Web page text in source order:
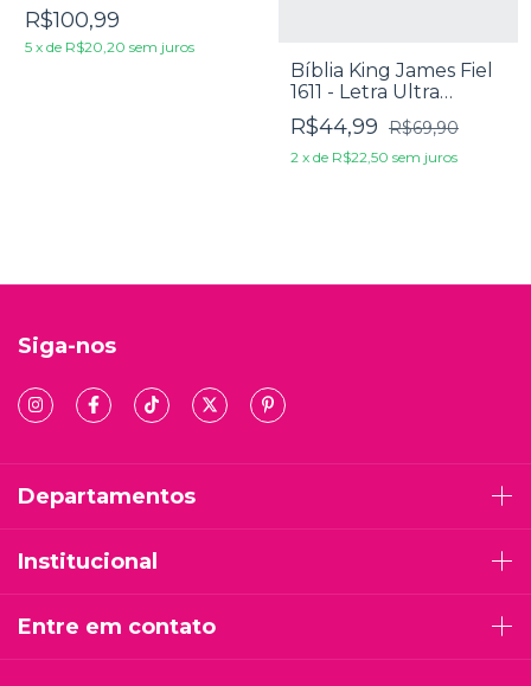
Luxo Azul
R$100,99
5 x de R$20,20 sem juros
Bíblia King James Fiel
1611 - Letra Ultra
Gigante - Capa Dura
R$44,99 R$69,90
2 x de R$22,50 sem juros
Siga-nos
Departamentos
Institucional
Entre em contato